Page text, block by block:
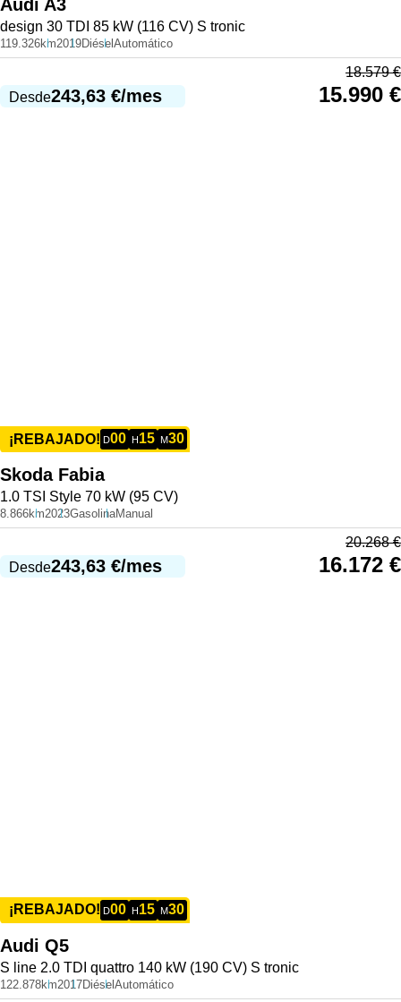
Audi A3
design 30 TDI 85 kW (116 CV) S tronic
119.326km2019Diésel Automático
Desde243,63 €/mes
18.579€
15.990 €
¡REBAJADO! D00 H 15 M30
Skoda Fabia
1.0 TSI Style 70 kW (95 CV)
8.866km2023GasolinaManual
Desde243,63 €/mes
20.268€
16.172 €
¡REBAJADO! D00 H15 M30
Audi Q5
S line 2.0 TDI quattro 140 kW (190 CV) S tronic
122.878km2017Diésel Automático